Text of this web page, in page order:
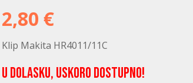
2,80 €
Klip Makita HR4011/11C
U dolasku, uskoro dostupno!